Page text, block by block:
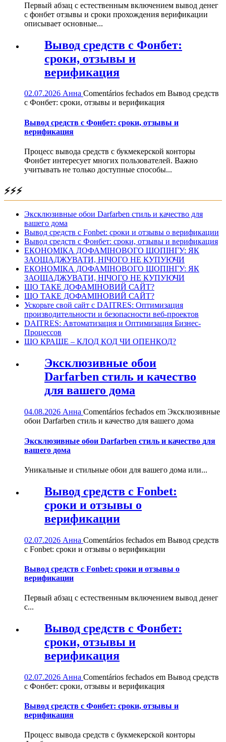
Первый абзац с естественным включением вывод денег
с фонбет отзывы и сроки прохождения верификации
описывает основные...
Вывод средств с Фонбет:
сроки, отзывы и
верификация
02.07.2026 Анна Comentários fechados em Вывод средств
с Фонбет: сроки, отзывы и верификация
Вывод средств с Фонбет: сроки, отзывы и
верификация
Процесс вывода средств с букмекерской конторы
Фонбет интересует многих пользователей. Важно
учитывать не только доступные способы...
⚡⚡⚡
Эксклюзивные обои Darfarben стиль и качество для
вашего дома
Вывод средств с Fonbet: сроки и отзывы о верификации
Вывод средств с Фонбет: сроки, отзывы и верификация
ЕКОНОМІКА ДОФАМІНОВОГО ШОПІНГУ: ЯК
ЗАОЩАДЖУВАТИ, НІЧОГО НЕ КУПУЮЧИ
ЕКОНОМІКА ДОФАМІНОВОГО ШОПІНГУ: ЯК
ЗАОЩАДЖУВАТИ, НІЧОГО НЕ КУПУЮЧИ
ЩО ТАКЕ ДОФАМІНОВИЙ САЙТ?
ЩО ТАКЕ ДОФАМІНОВИЙ САЙТ?
Ускорьте свой сайт с DAITRES: Оптимизация
производительности и безопасности веб-проектов
DAITRES: Автоматизация и Оптимизация Бизнес-
Процессов
ЩО КРАЩЕ – КЛОД КОД ЧИ ОПЕНКОД?
Эксклюзивные обои
Darfarben стиль и качество
для вашего дома
04.08.2026 Анна Comentários fechados em Эксклюзивные
обои Darfarben стиль и качество для вашего дома
Эксклюзивные обои Darfarben стиль и качество для
вашего дома
Уникальные и стильные обои для вашего дома или...
Вывод средств с Fonbet:
сроки и отзывы о
верификации
02.07.2026 Анна Comentários fechados em Вывод средств
с Fonbet: сроки и отзывы о верификации
Вывод средств с Fonbet: сроки и отзывы о
верификации
Первый абзац с естественным включением вывод денег
с...
Вывод средств с Фонбет:
сроки, отзывы и
верификация
02.07.2026 Анна Comentários fechados em Вывод средств
с Фонбет: сроки, отзывы и верификация
Вывод средств с Фонбет: сроки, отзывы и
верификация
Процесс вывода средств с букмекерской конторы